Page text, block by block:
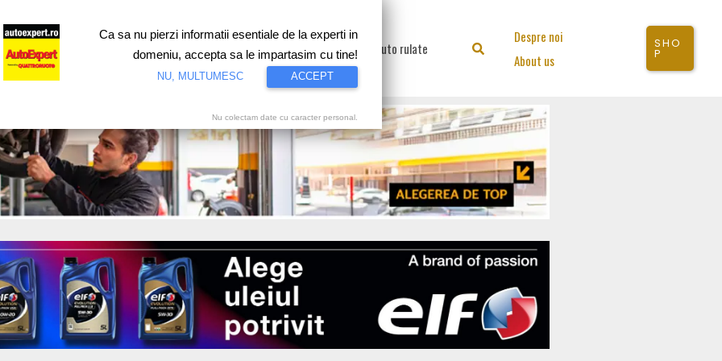
Test drive Motorsport Proiecte speciale Video Auto rulate Search
Despre noi
About us
SHO
P
Ca sa nu pierzi informatii esentiale de la experti in
domeniu, accepta sa le impartasim cu tine!
NU, MULTUMESC ACCEPT
Nu colectam date cu caracter personal.